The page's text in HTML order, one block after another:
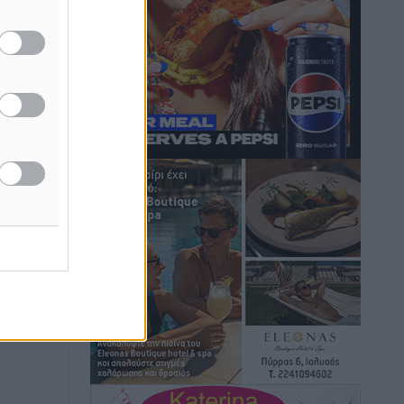
της
το
Τουρνάς για φωτιές: «Κανένα
περιθώριο εφησυχασμού» – Σε πλήρη
ετοιμότητα ο μηχανισμός
• πριν 6 ώρες
Καιρός: Επιμένουν οι υψηλές
θερμοκρασίες – Ισχυρά μελτέμια έως 9
μποφόρ, σε «Red Code» 6 περιοχές
Τοπικές Ειδήσεις πριν 7 ώρες
Τα φοιτητικά ενοίκια «τινάζουν στον
αέρα» τους οικογενειακούς
προϋπολογισμούς
πριν 7 ώρες
Δύο νέοι ξενώνες παραδόθηκαν στις
Ένοπλες Δυνάμεις στη νήσο Ρω